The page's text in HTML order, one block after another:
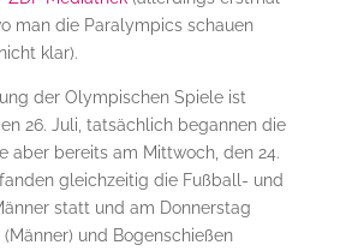
man die Paralympics schauen
klar).
der Olympischen Spiele ist
26. Juli, tatsächlich begannen die
aber bereits am Mittwoch, den 24.
gleichzeitig die Fußball- und
statt und am Donnerstag
und Bogenschießen